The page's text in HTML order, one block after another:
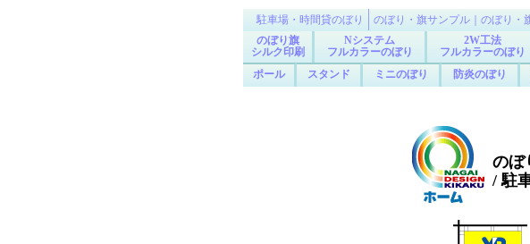
駐車場・時間貸のぼり
のぼり・旗サンプル｜のぼり・
のぼり旗
シルク印刷
Nシステム
フルカラーのぼり
2W工法
フルカラーのぼり
ポール スタンド ミニのぼり 防炎のぼり
のぼ
/ 駐